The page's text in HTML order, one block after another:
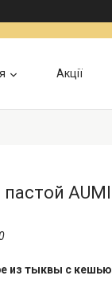
Акції
AUMI
из тыквы c кешью